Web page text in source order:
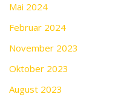
Mai 2024
Februar 2024
November 2023
Oktober 2023
August 2023